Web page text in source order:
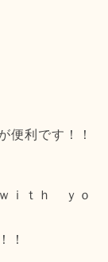
便利です！！
ｉｔｈ ｙｏ
！